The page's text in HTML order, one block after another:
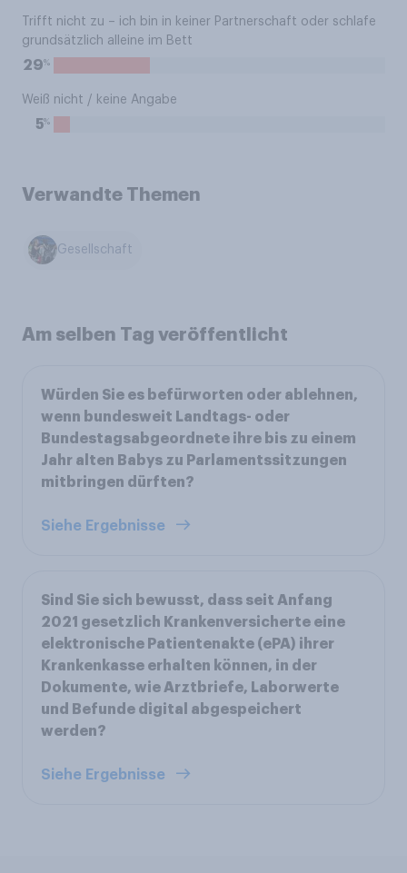
Trifft nicht zu – ich bin in keiner Partnerschaft oder schlafe
grundsätzlich alleine im Bett
29%
Weiß nicht / keine Angabe
5%
Verwandte Themen
Gesellschaft
Am selben Tag veröffentlicht
Würden Sie es befürworten oder ablehnen,
wenn bundesweit Landtags- oder
Bundestagsabgeordnete ihre bis zu einem
Jahr alten Babys zu Parlamentssitzungen
mitbringen dürften?
Siehe Ergebnisse
Sind Sie sich bewusst, dass seit Anfang
2021 gesetzlich Krankenversicherte eine
elektronische Patientenakte (ePA) ihrer
Krankenkasse erhalten können, in der
Dokumente, wie Arztbriefe, Laborwerte
und Befunde digital abgespeichert
werden?
Siehe Ergebnisse